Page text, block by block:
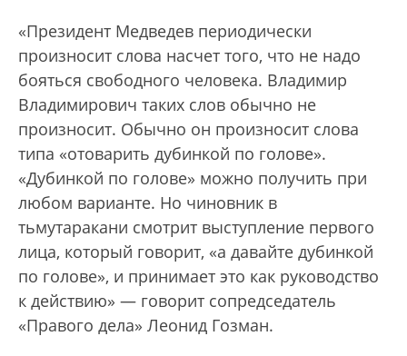
«Президент Медведев периодически
произносит слова насчет того, что не надо
бояться свободного человека. Владимир
Владимирович таких слов обычно не
произносит. Обычно он произносит слова
типа «отоварить дубинкой по голове».
«Дубинкой по голове» можно получить при
любом варианте. Но чиновник в
тьмутаракани смотрит выступление первого
лица, который говорит, «а давайте дубинкой
по голове», и принимает это как руководство
к действию» — говорит сопредседатель
«Правого дела» Леонид Гозман.